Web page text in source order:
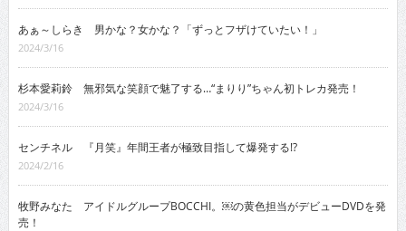
あぁ～しらき 男かな？女かな？「ずっとフザけていたい！」
2024/3/16
杉本愛莉鈴 無邪気な笑顔で魅了する…“まりり”ちゃん初トレカ発売！
2024/3/16
センチネル 『月笑』年間王者が極致目指して爆発する!?
2024/2/16
牧野みなた アイドルグループBOCCHI。￼の黄色担当がデビューDVDを発
売！